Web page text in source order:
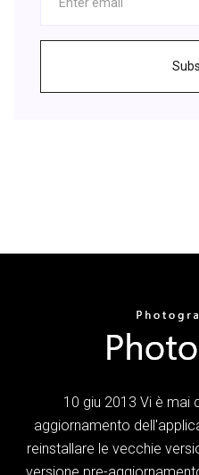
10 giu 2013 Vi è mai
aggiornamento
reinstallare le vecchie